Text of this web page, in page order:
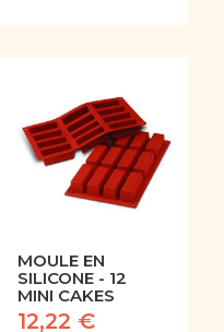
MOULE EN
SILICONE - 12
MINI CAKES
12,22 €